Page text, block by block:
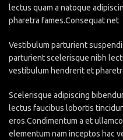
lectus quam a natoque
pharetra fames.Consequat net
Vestibulum parturient
parturient scelerisque nibh
vestibulum hendrerit et
Scelerisque adipiscing
lectus faucibus lobortis
eros.Condimentum a et
elementum nam inceptos hac